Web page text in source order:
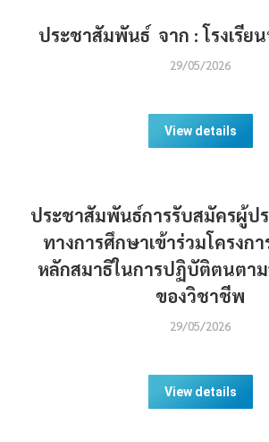
ประชาสัมพันธ์ จาก : โรงเรีย
29/05/2026
View details
ประชาสัมพันธ์การรับสมัครผู้ป
ทางการศึกษาเข้าร่วมโครงก
หลักสมาธิในการปฏิบัติตนตา
ของวิชาชีพ
29/05/2026
View details